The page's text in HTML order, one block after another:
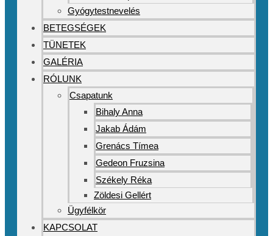
Gyógytestnevelés
BETEGSÉGEK
TÜNETEK
GALÉRIA
RÓLUNK
Csapatunk
Bihaly Anna
Jakab Ádám
Grenács Tímea
Gedeon Fruzsina
Székely Réka
Zöldesi Gellért
Ügyfélkör
KAPCSOLAT